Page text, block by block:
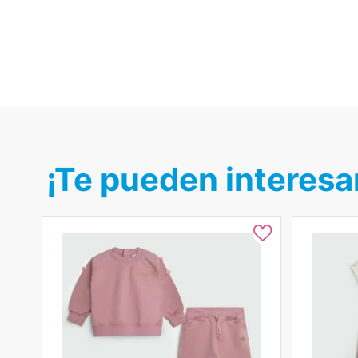
¡Te pueden